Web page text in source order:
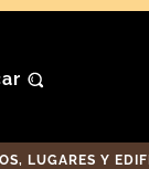
LUGARES Y